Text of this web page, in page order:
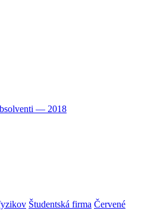
— 2018
Študentská firma Červené